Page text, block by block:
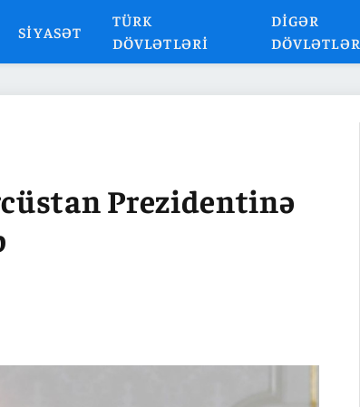
SIYASƏT
TÜRK
DÖVLƏTLƏRI
DIGƏR
DÖVLƏTLƏR
Prezidentinə